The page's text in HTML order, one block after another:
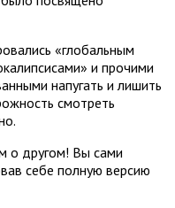
«глобальным
и прочими
напугать и лишить
смотреть
о другом! Вы сами
себе полную версию